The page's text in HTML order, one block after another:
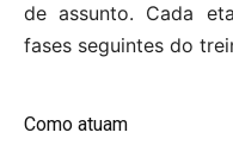
de assunto. Cada
fases seguintes do
Como atuam